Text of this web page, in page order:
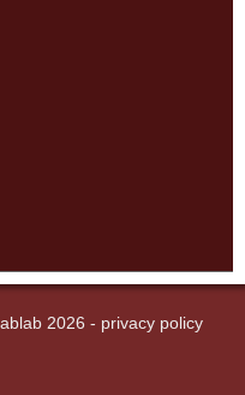
2026 - privacy policy